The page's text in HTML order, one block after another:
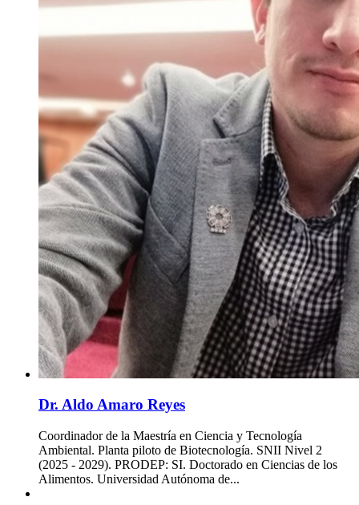
Dr. Aldo Amaro Reyes
Coordinador de la Maestría en Ciencia y Tecnología
Ambiental. Planta piloto de Biotecnología. SNII Nivel 2
(2025 - 2029). PRODEP: SI. Doctorado en Ciencias de los
Alimentos. Universidad Autónoma de...